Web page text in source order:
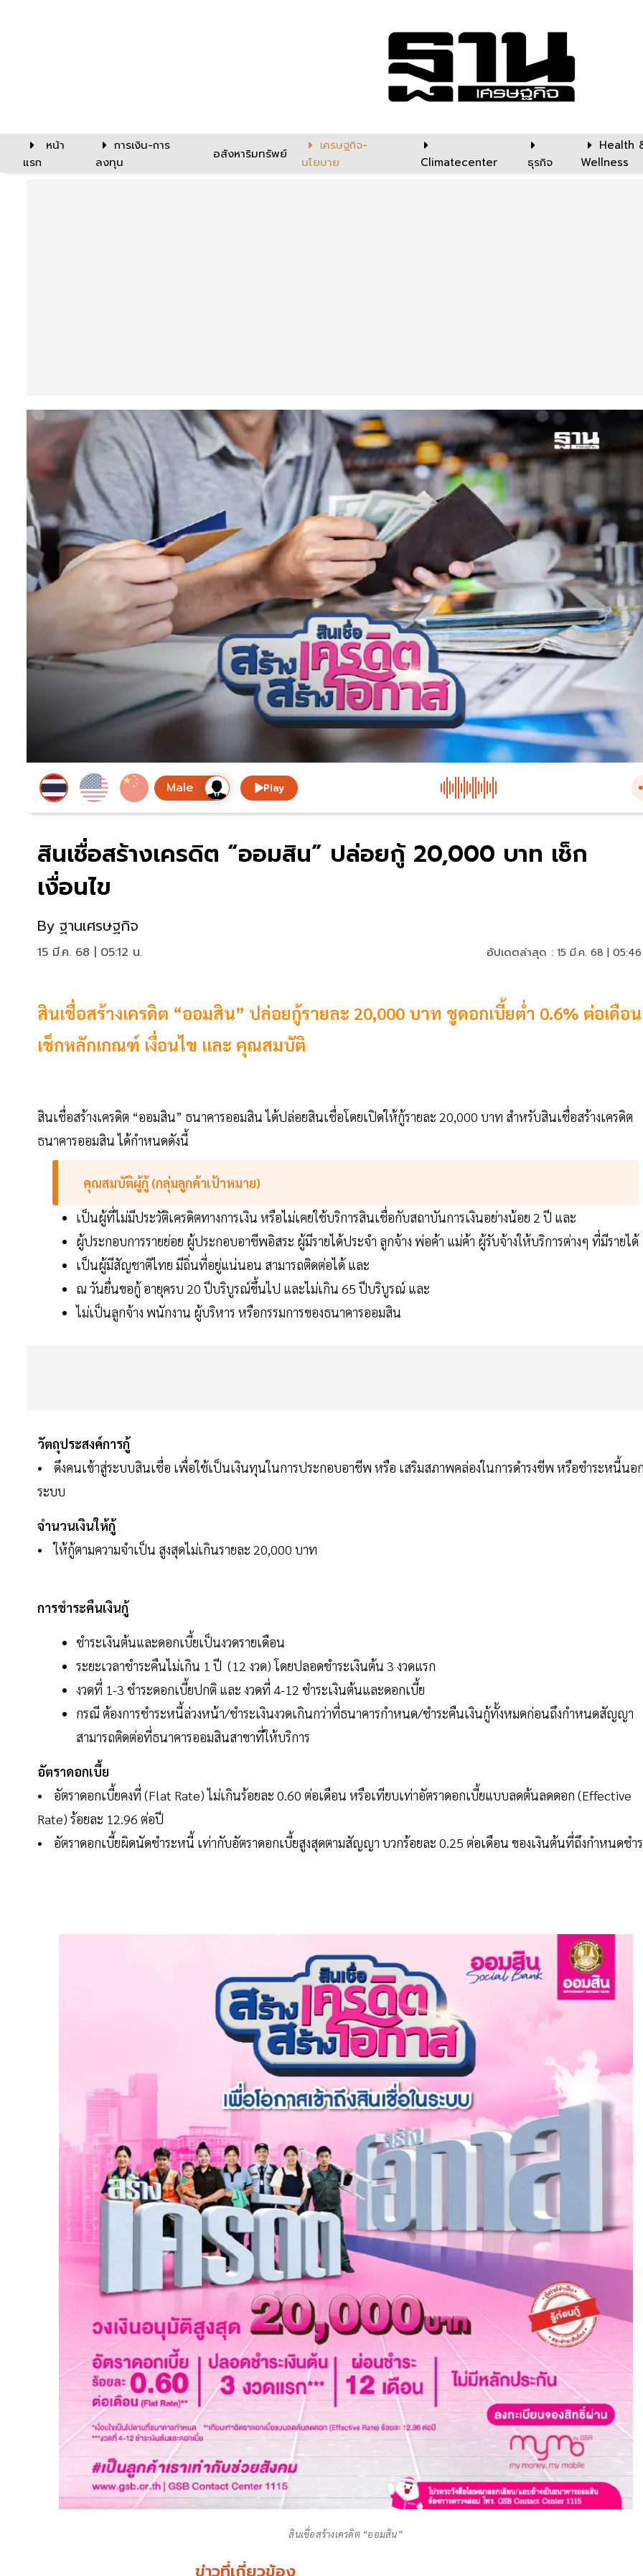
หน้า
แรก
การเงิน-การ
ลงทุน
อสังหาริมทรัพย์
เศรษฐกิจ-
นโยบาย
Climatecenter ธุรกิจ
Health
Wellness
Play
สินเชื่อสร้างเครดิต “ออมสิน” ปล่อยกู้ 20,000 บาท เช็ก
เงื่อนไข
By ฐานเศรษฐกิจ
15 มี.ค. 68 | 05:12 น. อัปเดตล่าสุด : 15 มี.ค. 68 |
สินเชื่อสร้างเครดิต “ออมสิน” ปล่อยกู้รายละ 20,000 บาท ชูดอกเบี้ยต่ำ 0.6% ต่อเดือน
เช็กหลักเกณฑ์ เงื่อนไข และ คุณสมบัติ
สินเชื่อสร้างเครดิต “ออมสิน” ธนาคารออมสิน ได้ปล่อยสินเชื่อโดยเปิดให้กู้รายละ 20,000 บาท สำหรับสินเชื่อสร้างเครดิต
ธนาคารออมสิน ได้กำหนดดังนี้
คุณสมบัติผู้กู้ (กลุ่มลูกค้าเป้าหมาย)
เป็นผู้ที่ไม่มีประวัติเครดิตทางการเงิน หรือไม่เคยใช้บริการสินเชื่อกับสถาบันการเงินอย่างน้อย 2 ปี และ
ผู้ประกอบการรายย่อย ผู้ประกอบอาชีพอิสระ ผู้มีรายได้ประจำ ลูกจ้าง พ่อค้า แม่ค้า ผู้รับจ้างให้บริการต่างๆ ที่มีรายได้
เป็นผู้มีสัญชาติไทย มีถิ่นที่อยู่แน่นอน สามารถติดต่อได้ และ
ณ วันยื่นขอกู้ อายุครบ 20 ปีบริบูรณ์ขึ้นไป และไม่เกิน 65 ปีบริบูรณ์ และ
ไม่เป็นลูกจ้าง พนักงาน ผู้บริหาร หรือกรรมการของธนาคารออมสิน
วัตถุประสงค์การกู้
• ดึงคนเข้าสู่ระบบสินเชื่อ เพื่อใช้เป็นเงินทุนในการประกอบอาชีพ หรือ เสริมสภาพคล่องในการดำรงชีพ หรือชำระหนี้นอ
ระบบ
จำนวนเงินให้กู้
• ให้กู้ตามความจำเป็น สูงสุดไม่เกินรายละ 20,000 บาท
การชำระคืนเงินกู้
ชำระเงินต้นและดอกเบี้ยเป็นงวดรายเดือน
ระยะเวลาชำระคืนไม่เกิน 1 ปี (12 งวด) โดยปลอดชำระเงินต้น 3 งวดแรก
งวดที่ 1-3 ชำระดอกเบี้ยปกติ และ งวดที่ 4-12 ชำระเงินต้นและดอกเบี้ย
กรณี ต้องการชำระหนี้ล่วงหน้า/ชำระเงินงวดเกินกว่าที่ธนาคารกำหนด/ชำระคืนเงินกู้ทั้งหมดก่อนถึงกำหนดสัญญา
สามารถติดต่อที่ธนาคารออมสินสาขาที่ให้บริการ
อัตราดอกเบี้ย
• อัตราดอกเบี้ยคงที่ (Flat Rate) ไม่เกินร้อยละ 0.60 ต่อเดือน หรือเทียบเท่าอัตราดอกเบี้ยแบบลดต้นลดดอก (Effective
Rate) ร้อยละ 12.96 ต่อปี
• อัตราดอกเบี้ยผิดนัดชำระหนี้ เท่ากับอัตราดอกเบี้ยสูงสุดตามสัญญา บวกร้อยละ 0.25 ต่อเดือน ของเงินต้นที่ถึงกำหนดชำ
สินเชื่อสร้างเครดิต “ออมสิน”